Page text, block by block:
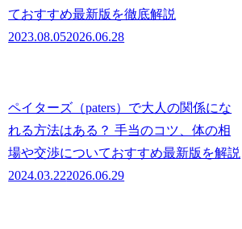
ておすすめ最新版を徹底解説
2023.08.052026.06.28
ペイターズ（paters）で大人の関係にな
れる方法はある？ 手当のコツ、体の相
場や交渉についておすすめ最新版を解説
2024.03.222026.06.29